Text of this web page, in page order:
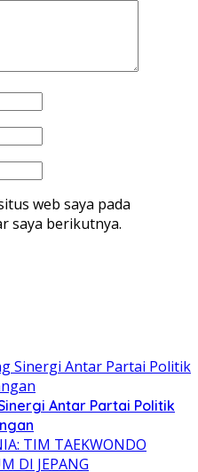
web saya pada
saya berikutnya.
Antar Partai Politik